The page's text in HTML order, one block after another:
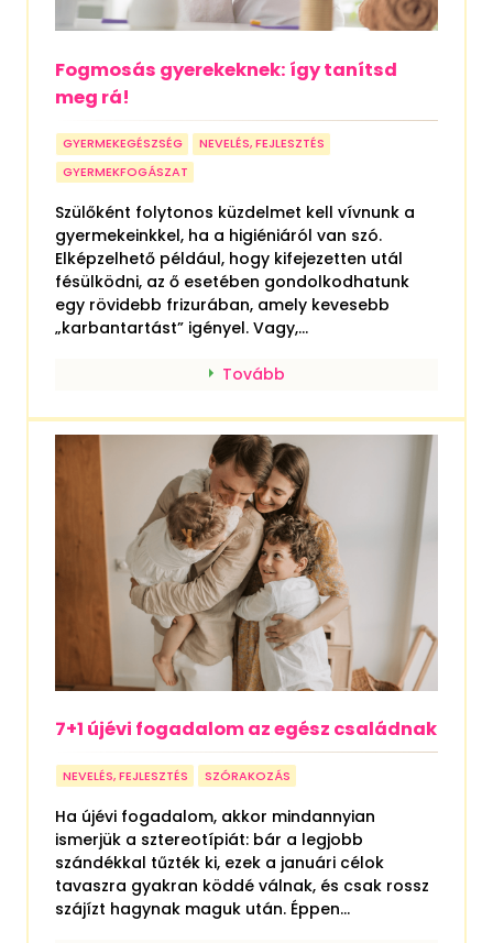
Fogmosás gyerekeknek: így tanítsd
meg rá!
GYERMEKEGÉSZSÉG
NEVELÉS, FEJLESZTÉS
GYERMEKFOGÁSZAT
Szülőként folytonos küzdelmet kell vívnunk a
gyermekeinkkel, ha a higiéniáról van szó.
Elképzelhető például, hogy kifejezetten utál
fésülködni, az ő esetében gondolkodhatunk
egy rövidebb frizurában, amely kevesebb
„karbantartást” igényel. Vagy,...
Tovább
7+1 újévi fogadalom az egész családnak
NEVELÉS, FEJLESZTÉS SZÓRAKOZÁS
Ha újévi fogadalom, akkor mindannyian
ismerjük a sztereotípiát: bár a legjobb
szándékkal tűzték ki, ezek a januári célok
tavaszra gyakran köddé válnak, és csak rossz
szájízt hagynak maguk után. Éppen...